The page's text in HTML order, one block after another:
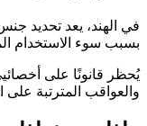
بسبب سوء الاستخدام
يُحظر قانونًا على
والعواقب المترتبة على